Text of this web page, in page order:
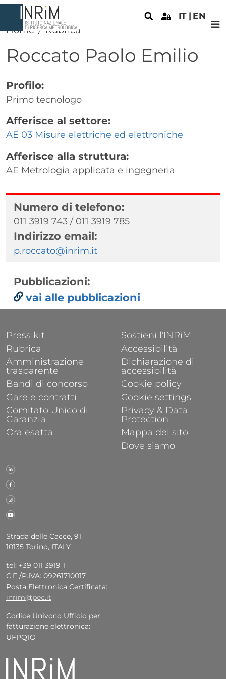
Salta al contenuto principale
IT EN
Home Rubrica
Roccato Paolo Emilio
Profilo:
Primo tecnologo
Afferisce al settore:
AE 03 Misure elettriche ed elettroniche
Afferisce alla struttura:
AE Metrologia applicata e ingegneria
Numero di telefono:
011 3919 743 / 011 3919 785
Indirizzo email:
p.roccato@inrim.it
Pubblicazioni:
vai alle pubblicazioni
Strada delle Cacce, 91
10135 Torino, ITALY
tel: +39 011 3919 1
C.F./P.IVA: 09261710017
Posta Elettronica Certificata:
inrim@pec.it
Codice Univoco Ufficio per
fatturazione elettronica:
UFPQ1O
FOOTER 1
Press kit
Rubrica
Amministrazione
trasparente
Bandi di concorso
Gare e contratti
Comitato Unico di
Garanzia
Ora esatta
FOOTER 2
Sostieni l'INRiM
Accessibilità
Dichiarazione di
accessibilità
Cookie policy
Cookie settings
Privacy & Data
Protection
Mappa del sito
Dove siamo